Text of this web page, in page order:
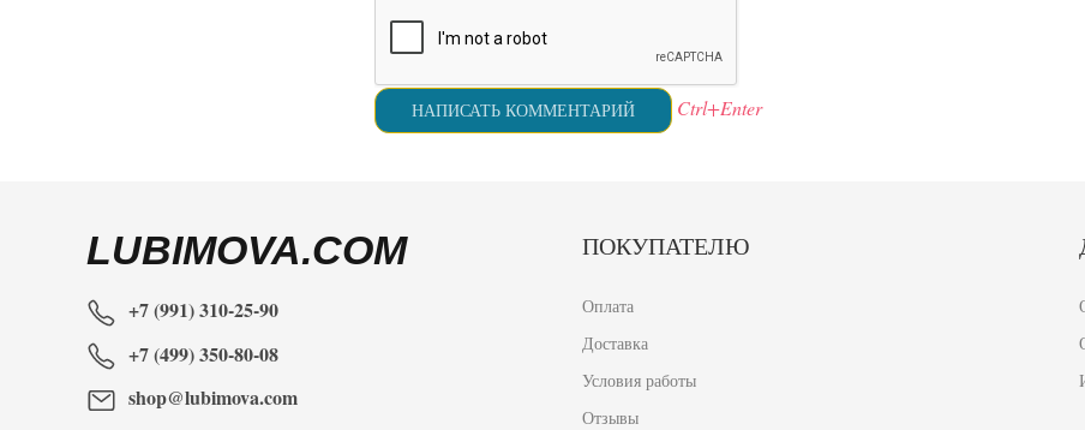
Ctrl+Enter
LUBIMOVA.COM
+7 (991) 310-25-90
+7 (499) 350-80-08
shop@lubimova.com
ПОКУПАТЕЛЮ
Оплата
Доставка
Условия работы
Отзывы